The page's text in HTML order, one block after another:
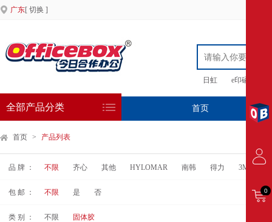
广东[ 切换 ]
日虹 e印硒鼓
全部产品分类 首页 专
首页 > 产品列表
品 牌 ： 不限 齐心 其他 HYLOMAR 南韩 得力 3M
包 邮 ： 不限 是 否
类 别 ： 不限 固体胶
0